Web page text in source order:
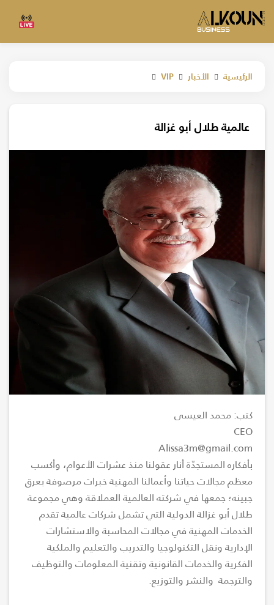
الرئيسية الأخبار VIP
عالمية طلال أبو غزالة
كتب: محمد العيسى
CEO
Alissa3m@gmail.com
بأفكاره المستجدّة أنار عقولنا منذ عشرات الأعوام، وأكسب
معظم مجالات حياتنا وأعمالنا المهنية خبرات مرصوفة بعرق
جبينه؛ جمعها في شركته العالمية العملاقة وهي مجموعة
طلال أبو غزالة الدولية التي تشمل شركات عالمية تقدم
الخدمات المهنية في مجالات المحاسبة والاستشارات
الإدارية ونقل التكنولوجيا والتدريب والتعليم والملكية
الفكرية والخدمات القانونية وتقنية المعلومات والتوظيف
والترجمة والنشر والتوزيع.